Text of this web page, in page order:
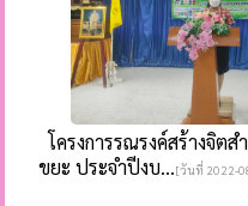
โครงการรณรงค์สร้างจิต
ขยะ ประจำปีงบ...[วันที่ 2022-